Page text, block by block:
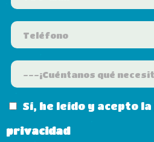
Sí, he leído y acepto la
privacidad